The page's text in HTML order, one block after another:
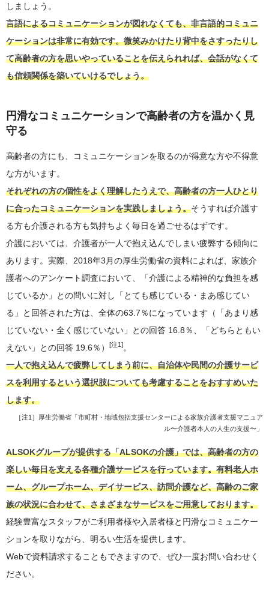
しましょう。
言語によるコミュニケーションが図れなくても、非言語的コミュニ
ケーションは非常に有効です。微笑みかけたり背中をさすったりし
て高齢者の方を思いやっていることを伝えられれば、会話がなくて
も信頼関係を築いていけるでしょう。
円滑なコミュニケーションで高齢者の方を温かく見
守る
高齢者の方にも、コミュニケーションを取るのが得意な方や不得意
な方がいます。
それぞれの方の個性をよく理解したうえで、高齢者の方一人ひとり
に合ったコミュニケーションを実践しましょう。そうすれば介護す
る方も介護される方も気持ちよく毎日を過ごせるはずです。
介護においては、介護者が一人で抱え込んでしまい疲弊する傾向に
あります。実際、2018年3月の厚生労働省の資料によれば、家族介
護者へのアンケート調査において、「介護による精神的な負担を感
じているか」との問いに対し「とても感じている・まあ感じてい
る」と回答された方は、全体の63.7％になっています（「あまり感
じていない・全く感じていない」との回答 16.8％、「どちらともい
えない」との回答 19.6％）
[注1]。
一人で抱え込んで疲弊してしまう前に、自治体や民間の介護サービ
スを利用するという選択肢についても考慮することをおすすめいた
します。
［注1］ 厚生労働省「市町村・地域包括支援センターによる家族介護者支援マニュア
ル〜介護者本人の人生の支援〜」
ALSOKグループが提供する「ALSOKの介護」では、高齢者の方の
楽しい毎日を支える各種介護サービスを行っています。有料老人ホ
ーム、グループホーム、デイサービス、訪問介護など、高齢のご家
族の状況に合わせて、さまざまなサービスをご用意しております。
経験豊富なスタッフがご利用者様や入居者様と円滑なコミュニケー
ションを取りながら、明るい生活を提供します。
Webで資料請求することもできますので、ぜひ一度お問い合わせく
ださい。